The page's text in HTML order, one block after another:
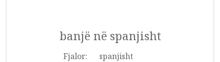
banjë në spanjisht
Fjalor:
spanjisht